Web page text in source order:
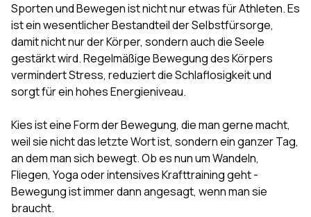
Sporten und Bewegen ist nicht nur etwas für Athleten. Es
ist ein wesentlicher Bestandteil der Selbstfürsorge,
damit nicht nur der Körper, sondern auch die Seele
gestärkt wird. Regelmäßige Bewegung des Körpers
vermindert Stress, reduziert die Schlaflosigkeit und
sorgt für ein hohes Energieniveau.
Kies ist eine Form der Bewegung, die man gerne macht,
weil sie nicht das letzte Wort ist, sondern ein ganzer Tag,
an dem man sich bewegt. Ob es nun um Wandeln,
Fliegen, Yoga oder intensives Krafttraining geht -
Bewegung ist immer dann angesagt, wenn man sie
braucht.